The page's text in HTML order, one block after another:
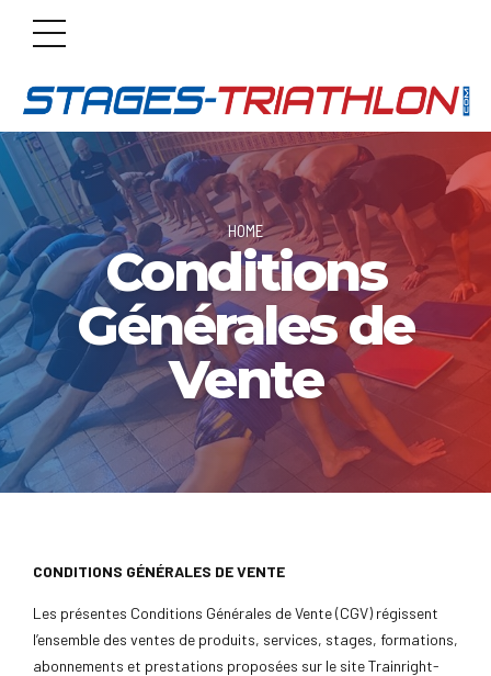
HOME
Conditions
Générales de
Vente
CONDITIONS GÉNÉRALES DE VENTE
Les présentes Conditions Générales de Vente (CGV) régissent
l’ensemble des ventes de produits, services, stages, formations,
abonnements et prestations proposées sur le site Trainright-